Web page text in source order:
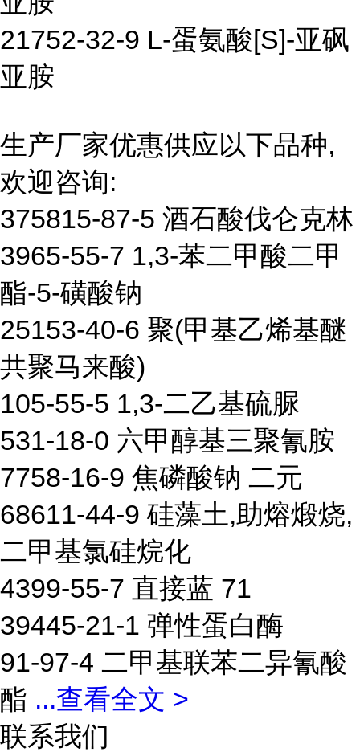
21752-32-9 L-蛋氨酸[S]-亚砜
亚胺
生产厂家优惠供应以下品种,
欢迎咨询:
375815-87-5 酒石酸伐仑克林
3965-55-7 1,3-苯二甲酸二甲
酯-5-磺酸钠
25153-40-6 聚(甲基乙烯基醚
共聚马来酸)
105-55-5 1,3-二乙基硫脲
531-18-0 六甲醇基三聚氰胺
7758-16-9 焦磷酸钠 二元
68611-44-9 硅藻土,助熔煅烧,
二甲基氯硅烷化
4399-55-7 直接蓝 71
39445-21-1 弹性蛋白酶
91-97-4 二甲基联苯二异氰酸
酯 ...查看全文 >
联系我们